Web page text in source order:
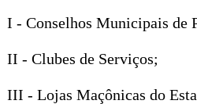
I - Conselhos Municipais de
II - Clubes de Serviços;
III - Lojas Maçônicas do